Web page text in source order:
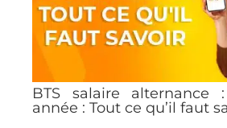
BTS salaire alternance
année : Tout ce qu’il faut